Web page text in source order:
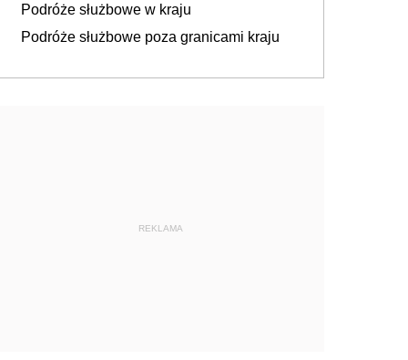
Podróże służbowe w kraju
Podróże służbowe poza granicami kraju
REKLAMA